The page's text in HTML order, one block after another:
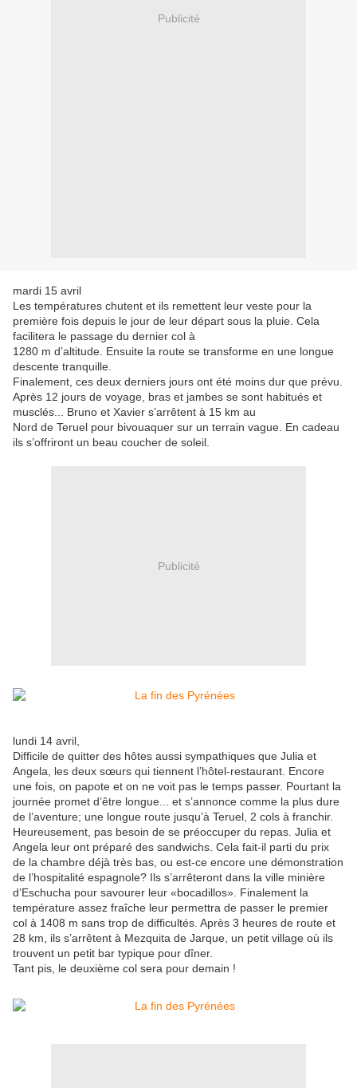
Publicité
mardi 15 avril
Les températures chutent et ils remettent leur veste pour la
première fois depuis le jour de leur départ sous la pluie. Cela
facilitera le passage du dernier col à
1280 m d’altitude. Ensuite la route se transforme en une longue
descente tranquille.
Finalement, ces deux derniers jours ont été moins dur que prévu.
Après 12 jours de voyage, bras et jambes se sont habitués et
musclés... Bruno et Xavier s’arrêtent à 15 km au
Nord de Teruel pour bivouaquer sur un terrain vague. En cadeau
ils s’offriront un beau coucher de soleil.
Publicité
lundi 14 avril,
Difficile de quitter des hôtes aussi sympathiques que Julia et
Angela, les deux sœurs qui tiennent l’hôtel-restaurant. Encore
une fois, on papote et on ne voit pas le temps passer. Pourtant la
journée promet d’être longue... et s’annonce comme la plus dure
de l’aventure; une longue route jusqu’à Teruel, 2 cols à franchir.
Heureusement, pas besoin de se préoccuper du repas. Julia et
Angela leur ont préparé des sandwichs. Cela fait-il parti du prix
de la chambre déjà très bas, ou est-ce encore une démonstration
de l’hospitalité espagnole? Ils s’arrêteront dans la ville minière
d’Eschucha pour savourer leur «bocadillos». Finalement la
température assez fraîche leur permettra de passer le premier
col à 1408 m sans trop de difficultés. Après 3 heures de route et
28 km, ils s’arrêtent à Mezquita de Jarque, un petit village où ils
trouvent un petit bar typique pour dîner.
Tant pis, le deuxième col sera pour demain !